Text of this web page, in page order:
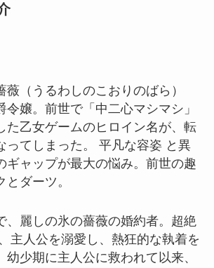
薇（うるわしのこおりのばら）
令嬢。前世で「中二心マシマシ」
た乙女ゲームのヒロイン名が、転
ってしまった。 平凡な容姿 と異
ギャップが最大の悩み。前世の趣
ダーツ。
、麗しの氷の薔薇の婚約者。超絶
主人公を溺愛し、熱狂的な執着を
幼少期に主人公に救われて以来、